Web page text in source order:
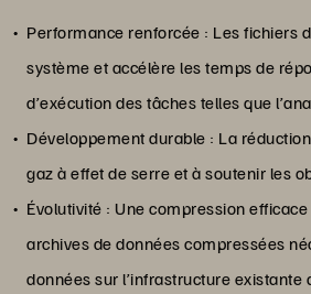
Performance renforcée : Les fichiers
système et accélère les temps de
d’exécution des tâches telles que
Développement durable : La
gaz à effet de serre et à soutenir les
Évolutivité : Une compression
archives de données compressées
données sur l’infrastructure